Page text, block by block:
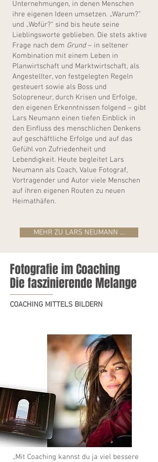
Unternehmungen, in denen Menschen
ihre eigenen Ideen umsetzen. „Warum?“
und „Wofür?“ sind bis heute seine
Lieblingsworte geblieben. Die stets aktive
Frage nach dem Grund– in seltener
Kombination mit einem Leben in
Planwirtschaft und Marktwirtschaft, als
Angestellter, von festgelegten Regeln
gesteuert sowie als Boss und
Solopreneur, durch Krisen und Erfolge,
den eigenen Erkenntnissen folgend – gibt
Lars Neumann einen tiefen Einblick in
den Einfluss des menschlichen Denkens
auf geschäftliche Erfolge und auf das
Gefühl von Zufriedenheit und
Lebendigkeit. Heute begleitet Lars
Neumann als Coach, Value Fotograf,
Vortragender und Autor viele Menschen
auf ihren eigenen Routen zu neuen
Heimathäfen.
MEHR ZU LARS NEUMANN …
Fotografie im Coaching
Die faszinierende Melange
COACHING MITTELS BILDERN
„Mit Coaching kannst du ja viel bessere